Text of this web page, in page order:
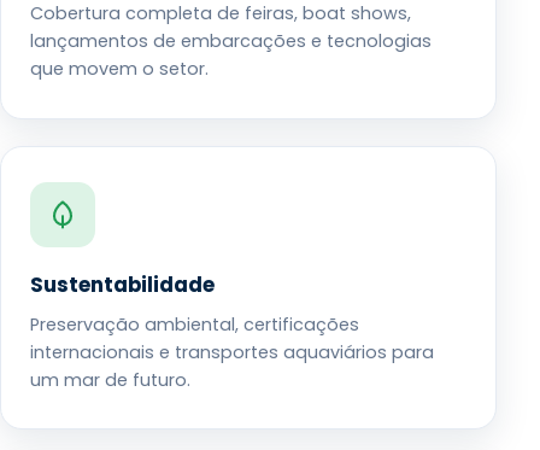
Cobertura completa de feiras, boat shows,
lançamentos de embarcações e tecnologias
que movem o setor.
Sustentabilidade
Preservação ambiental, certificações
internacionais e transportes aquaviários para
um mar de futuro.